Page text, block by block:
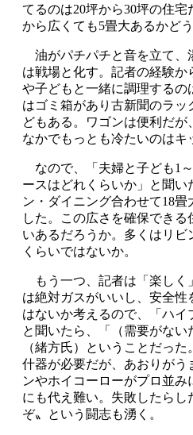
てるのは20坪から30坪の住
から広くても5畳大あるかどう
油がパチパチと音を立て、
は戦場と化す。記者の経験
や子どもと一緒に調理するの
はゴミ箱があり古新聞のラ
どもある。ワゴンは便利だ
なかでもっとも冷たいのはキ
なので、「夫婦と子ども1
ースはどれくらいか」と聞い
ン・ダイニング合わせて18
した。この広さを確保でき
いあるだろうか。多くはリ
くらいではないか。
もう一つ、記者は「楽しく
は絶対ガスがいいし、安全
はないか考えるので、「ハイ
と聞いたら、「（需要がない
（緒方氏）ということだっ
什器が必要だが、あおりがう
ンやホイコーローがプロ並
にも代え難い。失敗したらし
ぞ〟という闘志も湧く。